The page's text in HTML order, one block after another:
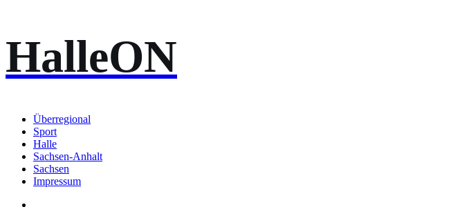
Inhalt
springen
HalleON
Überregional
Sport
Halle
Sachsen-Anhalt
Sachsen
Impressum